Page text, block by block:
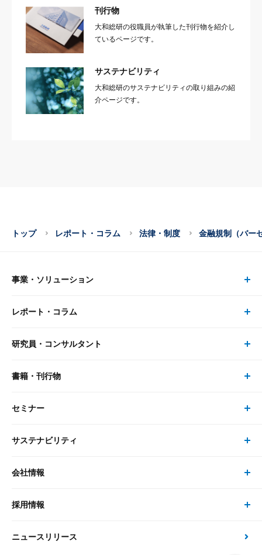
刊行物
大和総研の役職員が執筆した刊行物を紹介し
ているページです。
サステナビリティ
大和総研のサステナビリティの取り組みの紹
介ページです。
トップ レポート・コラム 法律・制度 金融規制（バー
事業・ソリューション
事業・ソリューション トップ
リサーチ
大和総研の強み
先端テクノロジーに基づく新たな価値の創出
レポート・コラム
レポート・コラム トップ
最新のレポート・コラム
政策分析
研究員・コンサルタント
研究員・コンサルタント トップ
研究員
書籍・刊行物
書籍・刊行物 トップ
書籍
セミナー
セミナー トップ
現在受付中のセミナー・イベント
サステナビリティ
サステナビリティの取り組み
次世代社会への貢献
会社情報
会社情報 トップ
会社概要・役員一覧
採用情報
採用情報 トップ
ニュースリリース